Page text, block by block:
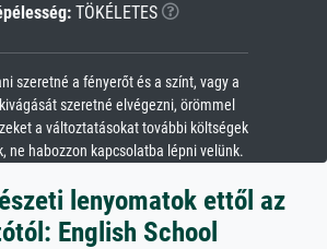
TÖKÉLETES
szeretné a fényerőt és a színt, vagy a
szeretné elvégezni, örömmel
a változtatásokat további költségek
ne habozzon kapcsolatba lépni velünk.
lenyomatok ettől az
English School